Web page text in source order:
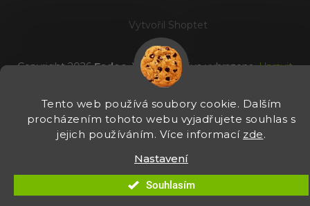
Tento web používá soubory cookie. Dalším
procházením tohoto webu vyjadřujete souhlas s
jejich používáním. Více informací zde.
Nastavení
Souhlasím
Vytvořil Shoptet
Copyright 2026Fadee. Všechna práva vyhrazena.Upravit
nastavení cookies